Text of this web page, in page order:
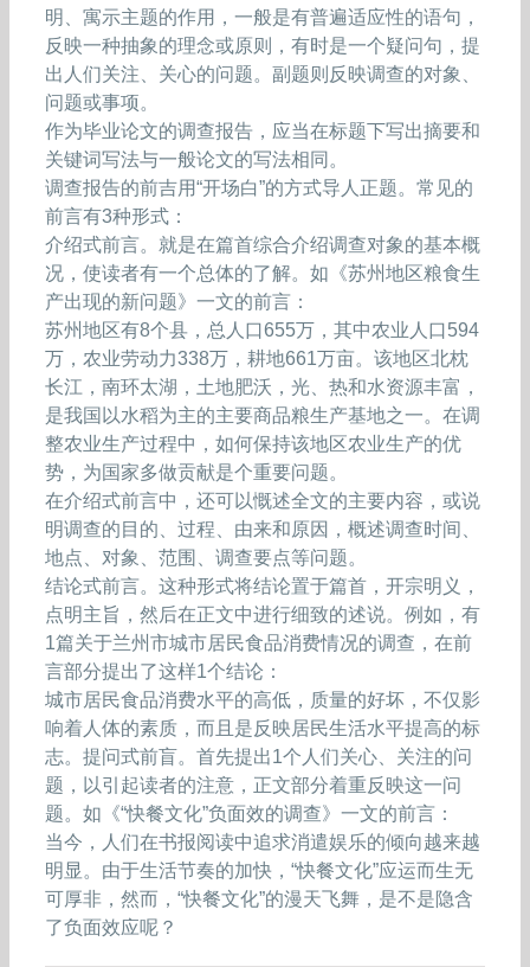
明、寓示主题的作用，一般是有普遍适应性的语句，
反映一种抽象的理念或原则，有时是一个疑问句，提
出人们关注、关心的问题。副题则反映调查的对象、
问题或事项。
作为毕业论文的调查报告，应当在标题下写出摘要和
关键词写法与一般论文的写法相同。
调查报告的前吉用“开场白”的方式导人正题。常见的
前言有3种形式：
介绍式前言。就是在篇首综合介绍调查对象的基本概
况，使读者有一个总体的了解。如《苏州地区粮食生
产出现的新问题》一文的前言：
苏州地区有8个县，总人口655万，其中农业人口594
万，农业劳动力338万，耕地661万亩。该地区北枕
长江，南环太湖，土地肥沃，光、热和水资源丰富，
是我国以水稻为主的主要商品粮生产基地之一。在调
整农业生产过程中，如何保持该地区农业生产的优
势，为国家多做贡献是个重要问题。
在介绍式前言中，还可以慨述全文的主要内容，或说
明调查的目的、过程、由来和原因，概述调查时间、
地点、对象、范围、调查要点等问题。
结论式前言。这种形式将结论置于篇首，开宗明义，
点明主旨，然后在正文中进行细致的述说。例如，有
1篇关于兰州市城市居民食品消费情况的调查，在前
言部分提出了这样1个结论：
城市居民食品消费水平的高低，质量的好坏，不仅影
响着人体的素质，而且是反映居民生活水平提高的标
志。提问式前盲。首先提出1个人们关心、关注的问
题，以引起读者的注意，正文部分着重反映这一问
题。如《“快餐文化”负面效的调查》一文的前言：
当今，人们在书报阅读中追求消遣娱乐的倾向越来越
明显。由于生活节奏的加快，“快餐文化”应运而生无
可厚非，然而，“快餐文化”的漫天飞舞，是不是隐含
了负面效应呢？